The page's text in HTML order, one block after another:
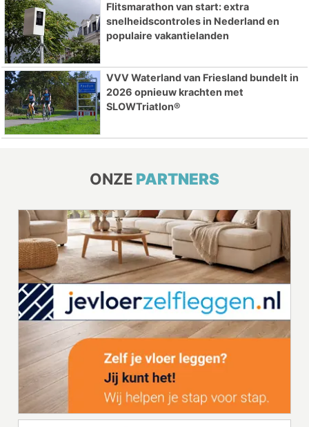
Flitsmarathon van start: extra
snelheidscontroles in Nederland en
populaire vakantielanden
VVV Waterland van Friesland bundelt in
2026 opnieuw krachten met
SLOWTriatlon®
ONZE PARTNERS